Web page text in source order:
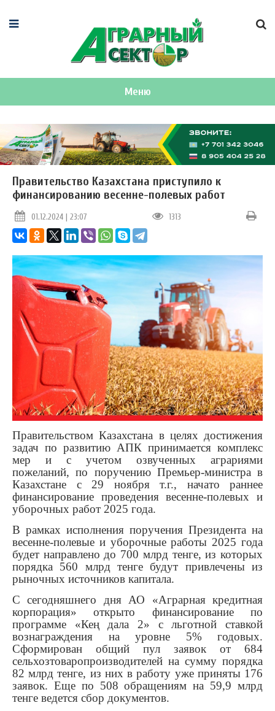
Меню
Правительство Казахстана приступило к
финансированию весенне-полевых работ
01.12.2024 | 23:07 1313
Правительством Казахстана в целях достижения
задач по развитию АПК принимается комплекс
мер и с учетом озвученных аграриями
пожеланий, по поручению Премьер-министра в
Казахстане с 29 ноября т.г., начато раннее
финансирование проведения весенне-полевых и
уборочных работ 2025 года.
В рамках исполнения поручения Президента на
весенне-полевые и уборочные работы 2025 года
будет направлено до 700 млрд тенге, из которых
порядка 560 млрд тенге будут привлечены из
рыночных источников капитала.
С сегодняшнего дня АО «Аграрная кредитная
корпорация» открыто финансирование по
программе «Кең дала 2» с льготной ставкой
вознаграждения на уровне 5% годовых.
Сформирован общий пул заявок от 684
сельхозтоваропроизводителей на сумму порядка
82 млрд тенге, из них в работу уже приняты 176
заявок. Еще по 508 обращениям на 59,9 млрд
тенге ведется сбор документов.